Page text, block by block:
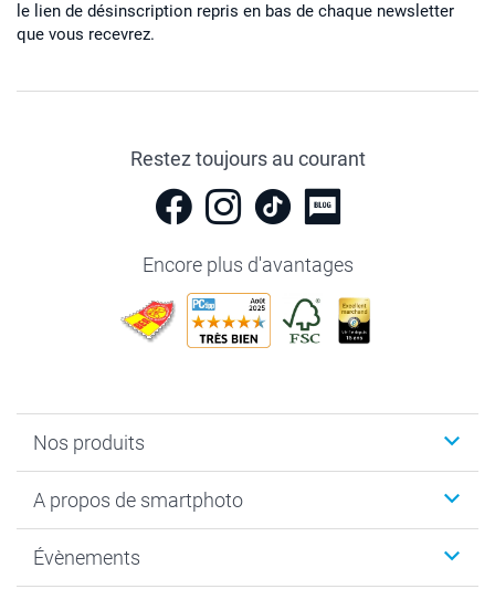
le lien de désinscription repris en bas de chaque newsletter
que vous recevrez.
Restez toujours au courant
Encore plus d'avantages
Nos produits
Cadeaux photo
MyNameBook
A propos de smartphoto
Durabilité
Évènements